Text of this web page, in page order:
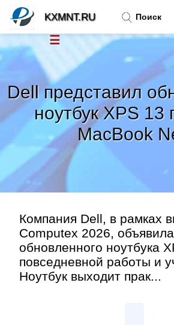
Dell представил
ноутбук XPS 13
MacBook
Компания Dell, в рамках
Computex 2026,
обновленного ноутбука
повседневной работы и
Ноутбук выходит прак...
Поиск
KXMNT.RU
☰
Новости
Тренды новостей»
»
Правила »